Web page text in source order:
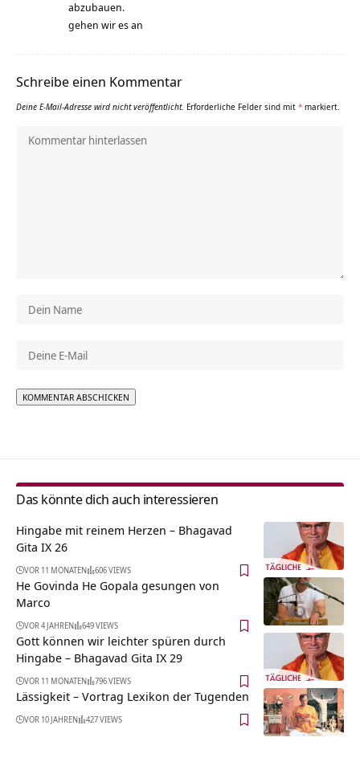
abzubauen.
gehen wir es an
Schreibe einen Kommentar
Deine E-Mail-Adresse wird nicht veröffentlicht. Erforderliche Felder sind mit * markiert.
Das könnte dich auch interessieren
Hingabe mit reinem Herzen – Bhagavad
Gita IX 26
VOR 11 MONATEN 606 VIEWS
He Govinda He Gopala gesungen von
Marco
VOR 4 JAHREN 649 VIEWS
Gott können wir leichter spüren durch
Hingabe – Bhagavad Gita IX 29
VOR 11 MONATEN 796 VIEWS
Lässigkeit – Vortrag Lexikon der Tugenden
VOR 10 JAHREN 427 VIEWS